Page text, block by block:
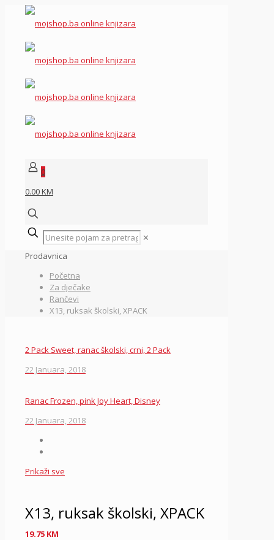
0
0.00 KM
✕
Prodavnica
Početna
Za dječake
Rančevi
X13, ruksak školski, XPACK
2 Pack Sweet, ranac školski, crni, 2 Pack
22 Januara, 2018
Ranac Frozen, pink Joy Heart, Disney
22 Januara, 2018
Prikaži sve
X13, ruksak školski, XPACK
19.75 KM